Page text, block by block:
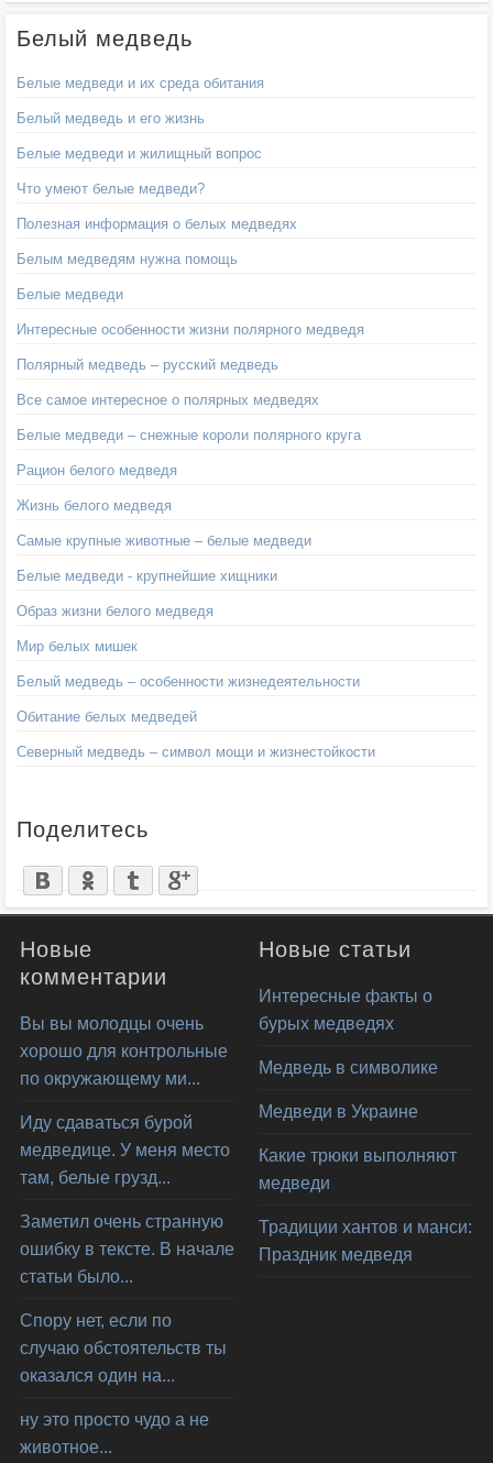
Белый медведь
Белые медведи и их среда обитания
Белый медведь и его жизнь
Белые медведи и жилищный вопрос
Что умеют белые медведи?
Полезная информация о белых медведях
Белым медведям нужна помощь
Белые медведи
Интересные особенности жизни полярного медведя
Полярный медведь – русский медведь
Все самое интересное о полярных медведях
Белые медведи – снежные короли полярного круга
Рацион белого медведя
Жизнь белого медведя
Самые крупные животные – белые медведи
Белые медведи - крупнейшие хищники
Образ жизни белого медведя
Мир белых мишек
Белый медведь – особенности жизнедеятельности
Обитание белых медведей
Северный медведь – символ мощи и жизнестойкости
Поделитесь
Новые
комментарии
Вы вы молодцы очень
хорошо для контрольные
по окружающему ми...
Иду сдаваться бурой
медведице. У меня место
там, белые грузд...
Заметил очень странную
ошибку в тексте. В начале
статьи было...
Спору нет, если по
случаю обстоятельств ты
оказался один на...
ну это просто чудо а не
животное...
Новые статьи
Интересные факты о
бурых медведях
Медведь в символике
Медведи в Украине
Какие трюки выполняют
медведи
Традиции хантов и манси:
Праздник медведя